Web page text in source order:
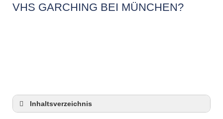
VHS GARCHING BEI MÜNCHEN?
Inhaltsverzeichnis